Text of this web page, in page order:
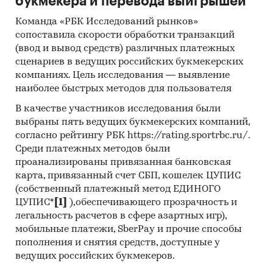
Команда «РБК Исследований рынков»
сопоставила скорости обработки транзакций
(ввод и вывод средств) различных платежных
сценариев в ведущих российских букмекерских
компаниях. Цель исследования — выявление
наиболее быстрых методов для пользователя
В качестве участников исследования были
выбраны пять ведущих букмекерских компаний,
согласно рейтингу РБК https://rating.sportrbc.ru/.
Среди платежных методов были
проанализированы привязанная банковская
карта, привязанный счет СБП, кошелек ЦУПИС
(собственный платежный метод ЕДИНОГО
ЦУПИС* [1]
),обеспечивающего прозрачность и
легальность расчетов в сфере азартных игр),
мобильные платежи, SberPay и прочие способы
пополнения и снятия средств, доступные у
ведущих российских букмекеров.